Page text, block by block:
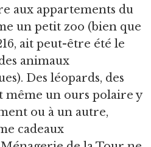
aux appartements du
un petit zoo (bien que
ait peut-être été le
animaux
Des léopards, des
même un ours polaire y
ou à un autre,
cadeaux